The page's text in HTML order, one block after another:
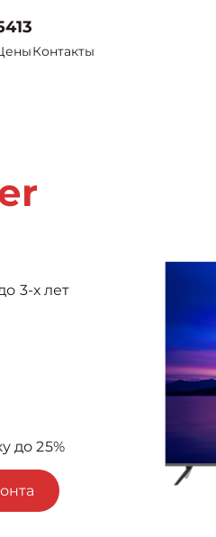
Контакты
3-х лет
до 25%